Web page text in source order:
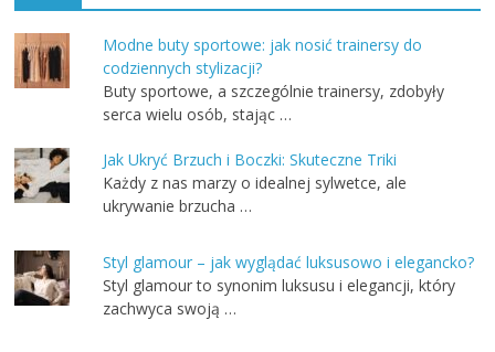
Modne buty sportowe: jak nosić trainersy do
codziennych stylizacji?
Buty sportowe, a szczególnie trainersy, zdobyły
serca wielu osób, stając …
Jak Ukryć Brzuch i Boczki: Skuteczne Triki
Każdy z nas marzy o idealnej sylwetce, ale
ukrywanie brzucha …
Styl glamour – jak wyglądać luksusowo i elegancko?
Styl glamour to synonim luksusu i elegancji, który
zachwyca swoją …